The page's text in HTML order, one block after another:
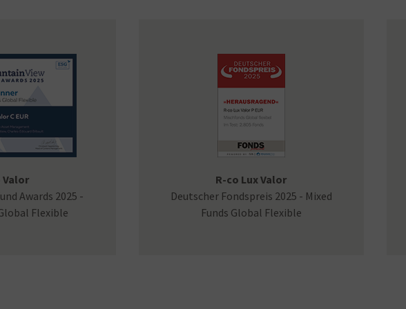
Valor
Awards 2025 -
Flexible
R-co Lux Valor
Deutscher Fondspreis 2025 - Mixed
Funds Global Flexible